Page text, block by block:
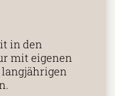
in den
mit eigenen